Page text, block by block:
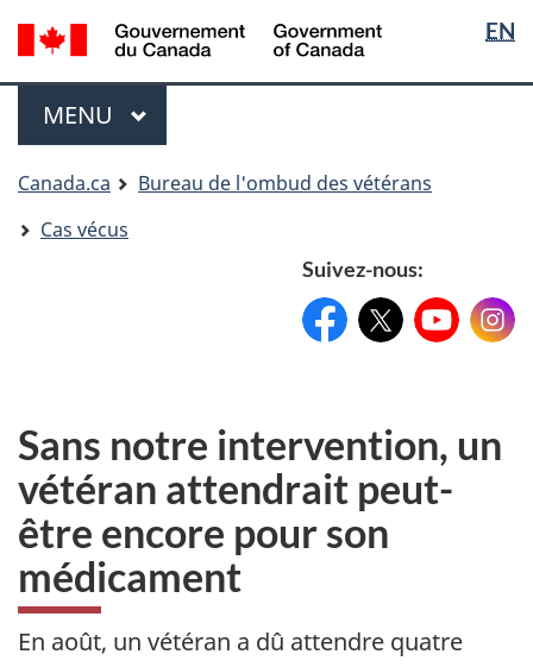
Aller
au
contenu
Skip
to
"About
Passer
à
la
la
EN
Menu
MENU PRINCIPAL
Vous
êtes
ici
Canada.ca
Bureau de l'ombud des vétérans
Cas vécus
Suivez-nous:
Facebook:FacebookPageName
X: @XAccount
YouTube:
Sans notre intervention, un
vétéran attendrait peut-
être encore pour son
médicament
En août, un vétéran a dû attendre quatre